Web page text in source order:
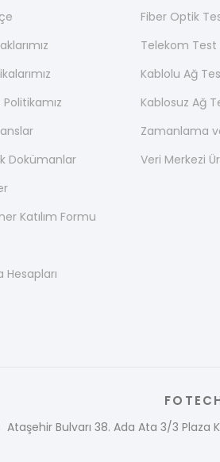
Dokümanlar
Katılım Formu
Hesapları
Fiber Optik
Telekom Test
Kablolu Ağ
Kablosuz Ağ
Zamanlama
Veri Merkezi
Ataşehir Bulvarı 38. Ada Ata 3/3 Plaza